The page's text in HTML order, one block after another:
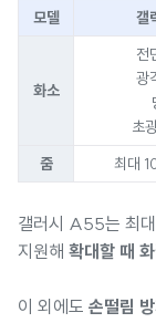
모델 갤
화소
전
광
초
줌
최대
갤러시 A55는 최
지원해 확대할 때
이 외에도 손떨림